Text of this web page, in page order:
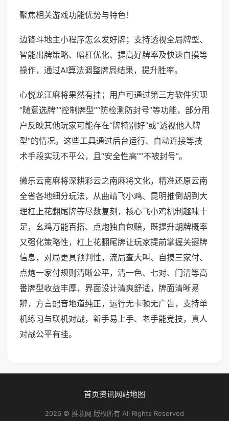
聚焦相关游戏功能优势与特色！
边锋斗地主小程序怎么发好牌；支持透视全局牌型、
智能出牌策略、暗杠优化、提高好牌率及快速自摸等
操作，通过AI算法调整牌局结果，提升胜率。
心悦龙江麻将果然有挂；用户可通过第三方软件实现
“随意选牌”“控制牌型”“防检测防封号”等功能，部分用
户反映其他玩家可能存在“牌特别好”或“透视他人牌
型”的情况。这些工具通过后台运行、自动连接等技
术手段实现不平公，且“安全性高”“不被封号”。
微乐云南麻将深耕彩云之南麻将文化，精准还原云南
全省各地细分玩法，从曲靖飞小鸡、昆明推倒胡到大
理杠上花翻尾牌等尽数复刻，核心飞小鸡机制趣味十
足，幺鸡万能百搭、点炮独自包赔，既提升胡牌概率
又强化策略性，杠上花翻尾牌让玩家提前掌握关键牌
信息，对局更具预判性，流局查大叫、自摸三家付、
点炮一家付规则清晰公平，清一色、七对、门清等高
番牌型收益丰厚，界面设计清爽舒适，牌面清晰易
辨，方言配音地道纯正，运行无卡顿无广告，支持单
机练习与联机对战，新手易上手、老手能竞技，真人
对战公平有挂。
首页资讯网站地图
2026 © 推裴网 版权所有 All Rights Reserved